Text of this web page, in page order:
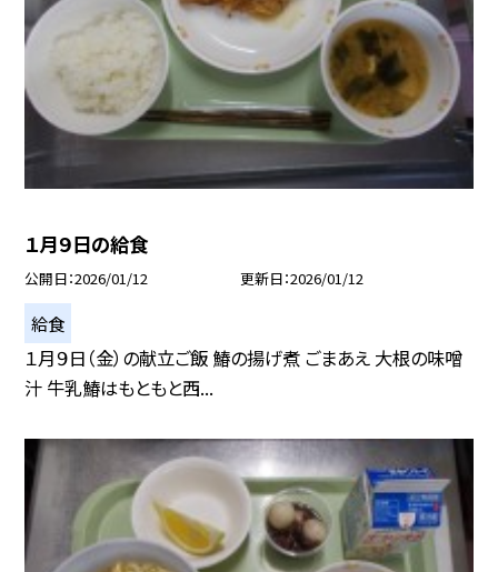
１月９日の給食
公開日 2026/01/12 更新日 2026/01/12
給食
１月９日（金）の献立ご飯 鰆の揚げ煮 ごまあえ 大根の味噌
汁 牛乳鰆はもともと西...